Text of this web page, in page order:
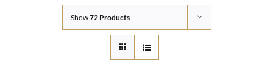
Show72 Products